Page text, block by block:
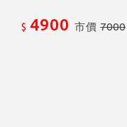
$ 4900 市價7000